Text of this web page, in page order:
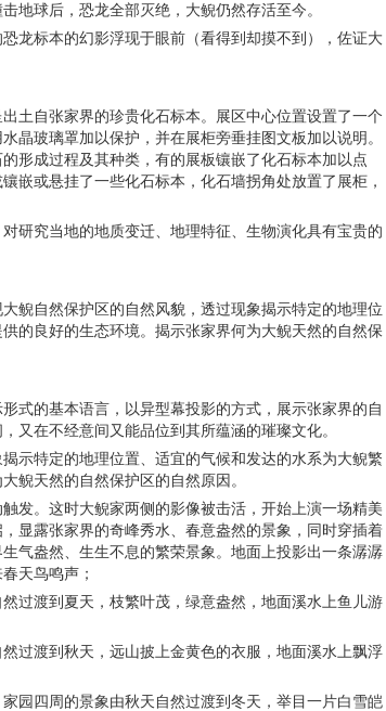
地球后，恐龙全部灭绝，大鲵仍然存活至今。
龙标本的幻影浮现于眼前（看得到却摸不到），佐证大
土自张家界的珍贵化石标本。展区中心位置设置了一个
晶玻璃罩加以保护，并在展柜旁垂挂图文板加以说明。
形成过程及其种类，有的展板镶嵌了化石标本加以点
嵌或悬挂了一些化石标本，化石墙拐角处放置了展柜，
研究当地的地质变迁、地理特征、生物演化具有宝贵的
鲵自然保护区的自然风貌，透过现象揭示特定的地理位
的良好的生态环境。揭示张家界何为大鲵天然的自然保
式的基本语言，以异型幕投影的方式，展示张家界的自
又在不经意间又能品位到其所蕴涵的璀璨文化。
示特定的地理位置、适宜的气候和发达的水系为大鲵繁
鲵天然的自然保护区的自然原因。
发。这时大鲵家两侧的影像被击活，开始上演一场精美
显露张家界的奇峰秀水、春意盎然的景象，同时穿插着
气盎然、生生不息的繁荣景象。地面上投影出一条潺潺
天鸟鸣声；
过渡到夏天，枝繁叶茂，绿意盎然，地面溪水上鱼儿游
过渡到秋天，远山披上金黄色的衣服，地面溪水上飘浮
园四周的景象由秋天自然过渡到冬天，举目一片白雪皑